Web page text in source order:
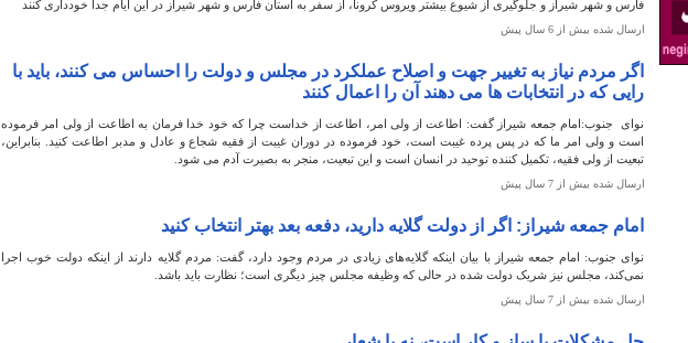
فارس و شهر شیراز و جلوگیری از شیوع بیشتر ویروس کرونا، از سفر به استان فارس و شهر شیراز در این ایام جدا خودداری کنند
ارسال شده بيش از 6 سال پيش
اگر مردم نیاز به تغییر جهت و اصلاح عملکرد در مجلس و دولت را احساس می کنند، باید با
رایی که در انتخابات ها می دهند آن را اعمال کنند
نوای جنوب:امام جمعه شیراز گفت: اطاعت از ولی امر، اطاعت از خداست چرا که خود خدا فرمان به اطاعت از ولی امر فرموده
است و ولی امر ما که در پس پرده غیبت است، خود فرموده در دوران غیبت از فقیه شجاع و عادل و مدبر اطاعت کنید. بنابراین،
تبعیت از ولی فقیه، تکمیل کننده توحید در انسان است و این تبعیت، منجر به بصیرت آدم می شود.
ارسال شده بيش از 7 سال پيش
امام جمعه شیراز: اگر از دولت گلایه دارید، دفعه بعد بهتر انتخاب کنید
نوای جنوب: امام جمعه شیراز با بیان اینکه گلایه‌های زیادی در مردم وجود دارد، گفت: مردم گلایه دارند از اینکه دولت خوب اجرا
نمی‌کند، مجلس نیز شریک دولت شده در حالی که وظیفه مجلس چیز دیگری است؛ نظارت باید باشد.
ارسال شده بيش از 7 سال پيش